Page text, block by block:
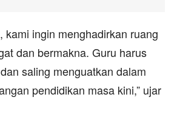
kami ingin menghadirkan ruang
dan bermakna. Guru harus
saling menguatkan dalam
pendidikan masa kini,” ujar